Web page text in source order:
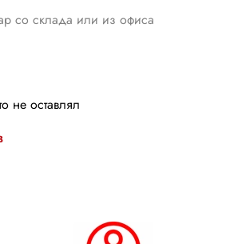
со склада или из офиса
не оставлял